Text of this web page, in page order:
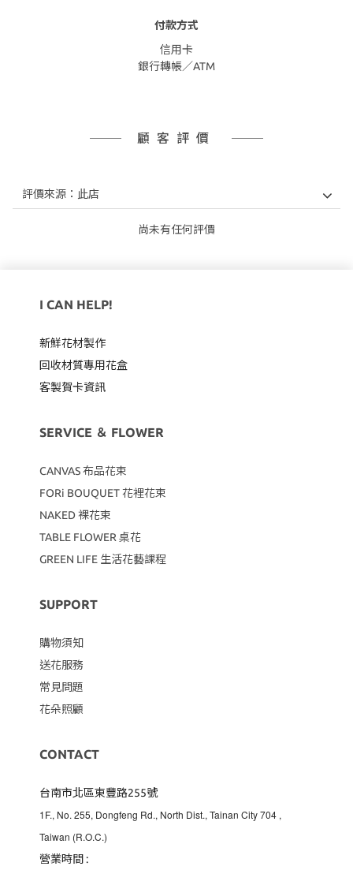
付款方式
信用卡
銀行轉帳／ATM
顧客評價
尚未有任何評價
I CAN HELP!
新鮮花材製作
回收材質專用花盒
客製賀卡資訊
SERVICE ＆ FLOWER
CANVAS布品花束
FORi BOUQUET 花裡花束
NAKED 裸花束
TABLE FLOWER 桌花
GREEN LIFE 生活花藝課程
SUPPORT
購物須知
送花服務
常見問題
花朵照顧
CONTACT
台南市北區東豐路255號
1F., No. 255, Dongfeng Rd., North Dist., Tainan City 704 ,
Taiwan (R.O.C.)
營業時間 :